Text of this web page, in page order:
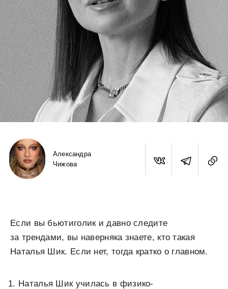
Александра
Чижова
Если вы бьютиголик и давно следите
за трендами, вы наверняка знаете, кто такая
Наталья Шик. Если нет, тогда кратко о главном.
Наталья Шик училась в физико-